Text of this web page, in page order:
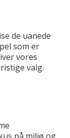
de uanede
som er
vores
valg.
på miljø og